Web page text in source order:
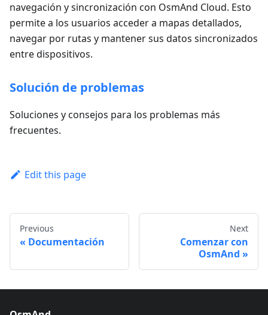
navegación y sincronización con OsmAnd Cloud. Esto
permite a los usuarios acceder a mapas detallados,
navegar por rutas y mantener sus datos sincronizados
entre dispositivos.
Solución de problemas
Soluciones y consejos para los problemas más
frecuentes.
Edit this page
Previous
Documentación
Next
Comenzar con
OsmAnd